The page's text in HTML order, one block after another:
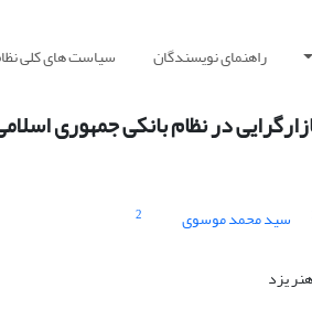
راهنمای نویسندگان سیاست های کلی
در نظام بانکی جمهوری
سید محمد موسوی
2
یزد